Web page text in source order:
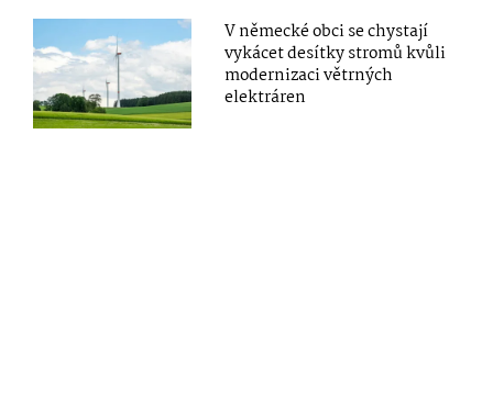
V německé obci se chystají
vykácet desítky stromů kvůli
modernizaci větrných
elektráren